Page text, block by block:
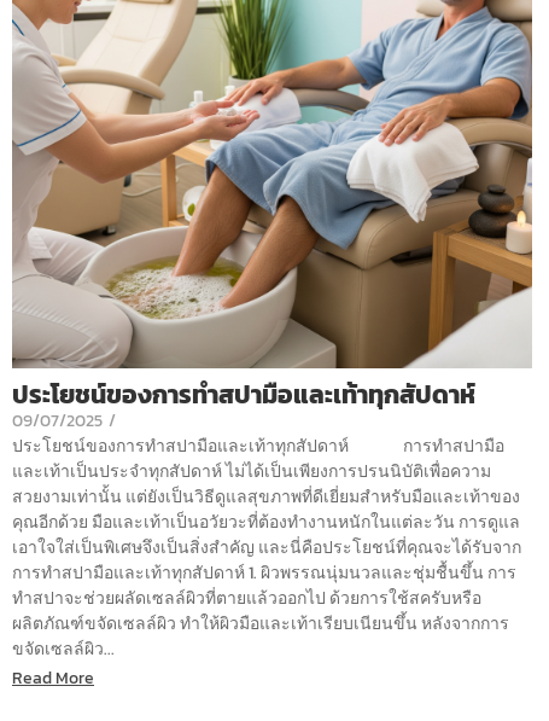
ประโยชน์ของการทำสปามือและเท้าทุกสัปดาห์
09/07/2025 /
ประโยชน์ของการทำสปามือและเท้าทุกสัปดาห์ การทำสปามือ
และเท้าเป็นประจำทุกสัปดาห์ ไม่ได้เป็นเพียงการปรนนิบัติเพื่อความ
สวยงามเท่านั้น แต่ยังเป็นวิธีดูแลสุขภาพที่ดีเยี่ยมสำหรับมือและเท้าของ
คุณอีกด้วย มือและเท้าเป็นอวัยวะที่ต้องทำงานหนักในแต่ละวัน การดูแล
เอาใจใส่เป็นพิเศษจึงเป็นสิ่งสำคัญ และนี่คือประโยชน์ที่คุณจะได้รับจาก
การทำสปามือและเท้าทุกสัปดาห์ 1. ผิวพรรณนุ่มนวลและชุ่มชื้นขึ้น การ
ทำสปาจะช่วยผลัดเซลล์ผิวที่ตายแล้วออกไป ด้วยการใช้สครับหรือ
ผลิตภัณฑ์ขจัดเซลล์ผิว ทำให้ผิวมือและเท้าเรียบเนียนขึ้น หลังจากการ
ขจัดเซลล์ผิว...
Read More